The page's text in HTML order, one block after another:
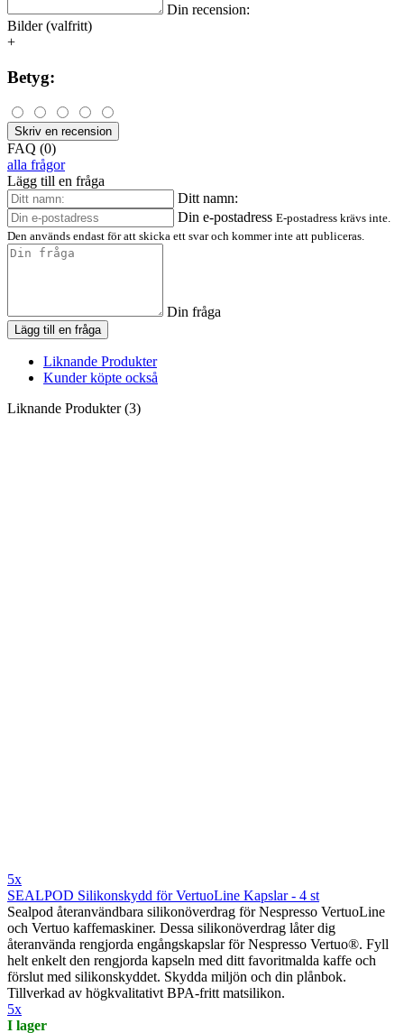
Din recension:
Bilder (valfritt)
+
Betyg:
Skriv en recension
FAQ (0)
alla frågor
Lägg till en fråga
Ditt namn:
Din e-postadress E-postadress krävs inte.
Den används endast för att skicka ett svar och kommer inte att publiceras.
Din fråga
Lägg till en fråga
Liknande Produkter
Kunder köpte också
Liknande Produkter (3)
5x
SEALPOD Silikonskydd för VertuoLine Kapslar - 4 st
Sealpod återanvändbara silikonöverdrag för Nespresso VertuoLine
och Vertuo kaffemaskiner. Dessa silikonöverdrag låter dig
återanvända rengjorda engångskapslar för Nespresso Vertuo®. Fyll
helt enkelt den rengjorda kapseln med ditt favoritmalda kaffe och
förslut med silikonskyddet. Skydda miljön och din plånbok.
Tillverkad av högkvalitativt BPA-fritt matsilikon.
5x
I lager